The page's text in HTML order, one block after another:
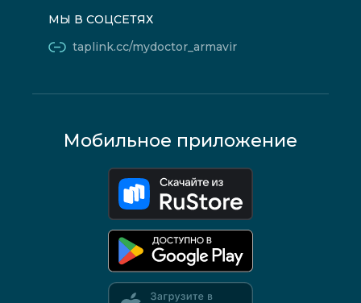
МЫ В СОЦСЕТЯХ
taplink.cc/mydoctor_armavir
Мобильное приложение